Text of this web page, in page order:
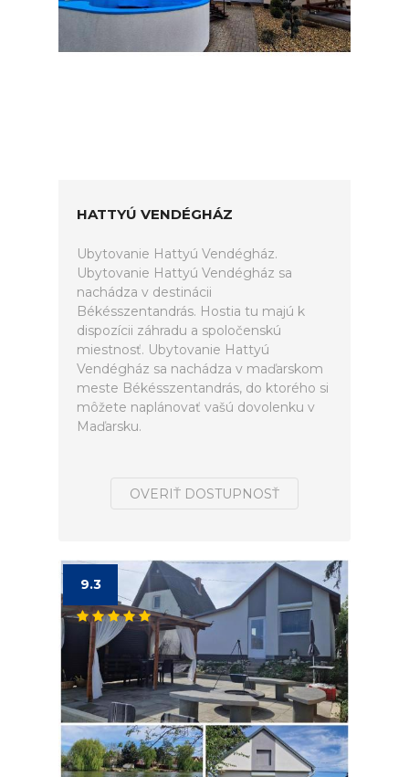
HATTYÚ VENDÉGHÁZ
Ubytovanie Hattyú Vendégház.
Ubytovanie Hattyú Vendégház sa
nachádza v destinácii
Békésszentandrás. Hostia tu majú k
dispozícii záhradu a spoločenskú
miestnosť. Ubytovanie Hattyú
Vendégház sa nachádza v maďarskom
meste Békésszentandrás, do ktorého si
môžete naplánovať vašú dovolenku v
Maďarsku.
OVERIŤ DOSTUPNOSŤ
9.3